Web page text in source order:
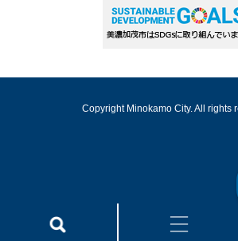
Copyright Minokamo City. All rights